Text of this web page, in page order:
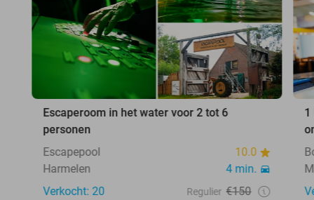
Escaperoom in het water voor 2 tot 6
personen
Escapepool
10.0
Harmelen
4 min.
Verkocht: 20
Regulier €150
1